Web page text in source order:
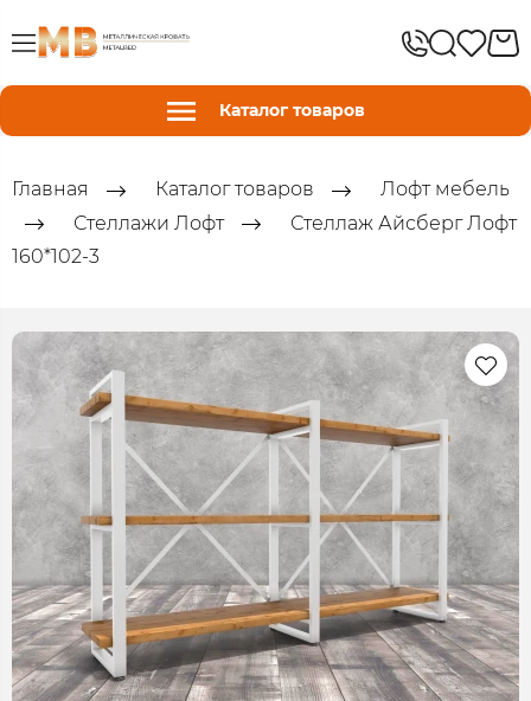
Каталог товаров
Главная Каталог товаров
Лофт мебель
Стеллажи Лофт
Стеллаж Айсберг Лофт
160*102-3